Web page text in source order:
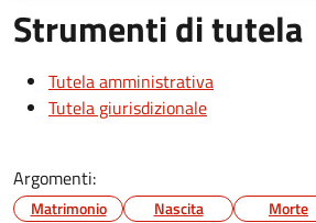
Strumenti di tutela
Tutela amministrativa
Tutela giurisdizionale
Argomenti:
Matrimonio Nascita Morte